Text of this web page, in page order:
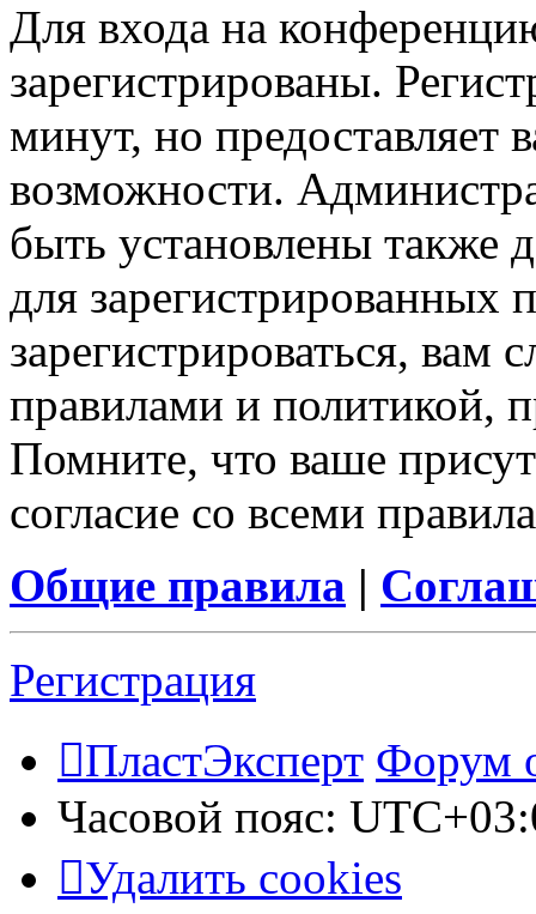
Для входа на
зарегистрированы.
минут, но предоставляет
возможности.
быть установлены также
для зарегистрированных
зарегистрироваться, вам
правилами и политикой,
Помните, что ваше
согласие со всеми
Общие правила |
Регистрация
ПластЭксперт Форум
Часовой пояс:
Удалить cookies